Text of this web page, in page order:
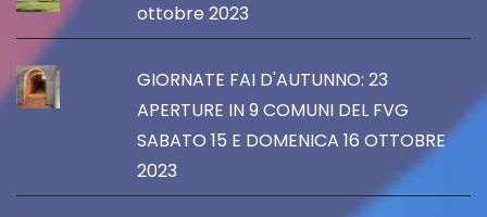
ottobre 2023
GIORNATE FAI D'AUTUNNO: 23
APERTURE IN 9 COMUNI DEL FVG
SABATO 15 E DOMENICA 16 OTTOBRE
2023